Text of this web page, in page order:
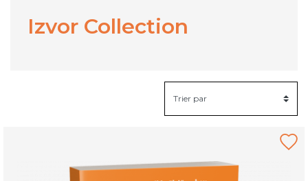
Izvor Collection